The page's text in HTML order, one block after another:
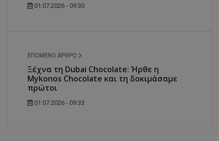
01.07.2026 - 09:30
ΕΠΌΜΕΝΟ ΆΡΘΡΟ
Ξέχνα τη Dubai Chocolate: Ήρθε η
Mykonos Chocolate και τη δοκιμάσαμε
πρώτοι
01.07.2026 - 09:33